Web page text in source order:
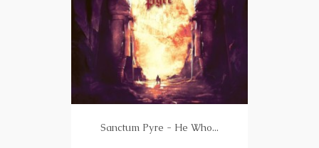
Sanctum Pyre - He Who...